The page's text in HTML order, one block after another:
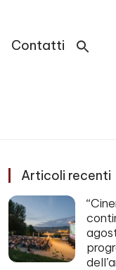
Contatti
Articoli recenti